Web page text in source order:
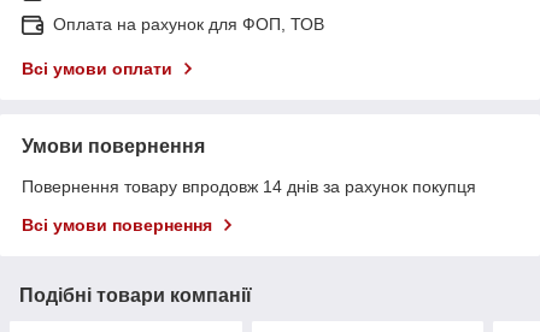
Оплата на рахунок для ФОП, ТОВ
Всі умови оплати
Умови повернення
Повернення товару впродовж 14 днів за рахунок покупця
Всі умови повернення
Подібні товари компанії